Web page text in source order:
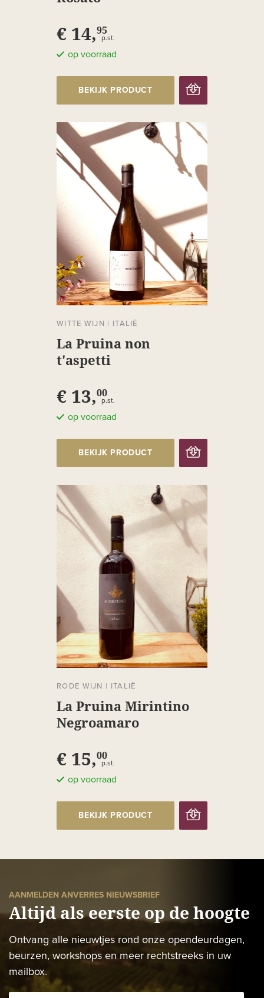
€ 14,95
p.st.
op voorraad
BEKIJK PRODUCT
WITTE WIJN | ITALIË
La Pruina non
t'aspetti
€ 13,00
p.st.
op voorraad
BEKIJK PRODUCT
RODE WIJN | ITALIË
La Pruina Mirintino
Negroamaro
€ 15,00
p.st.
op voorraad
BEKIJK PRODUCT
AANMELDEN ANVERRES NIEUWSBRIEF
Altijd als eerste op de hoogte
Ontvang alle nieuwtjes rond onze opendeurdagen,
beurzen, workshops en meer rechtstreeks in uw
mailbox.